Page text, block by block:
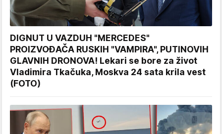
DIGNUT U VAZDUH "MERCEDES"
PROIZVOĐAČA RUSKIH "VAMPIRA", PUTINOVIH
GLAVNIH DRONOVA! Lekari se bore za život
Vladimira Tkačuka, Moskva 24 sata krila vest
(FOTO)